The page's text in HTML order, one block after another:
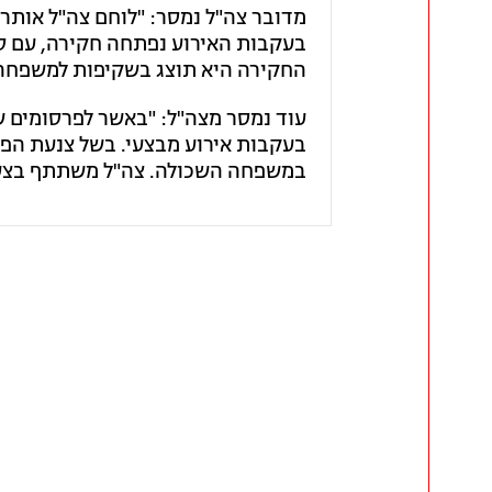
מדובר צה"ל נמסר: "לוחם צה"ל
בעקבות האירוע נפתחה חקירה, עם
החקירה היא תוצג בשקיפות
עוד נמסר מצה"ל: "באשר לפרסומים
בעקבות אירוע מבצעי. בשל צנעת
במשפחה השכולה. צה"ל משתתף